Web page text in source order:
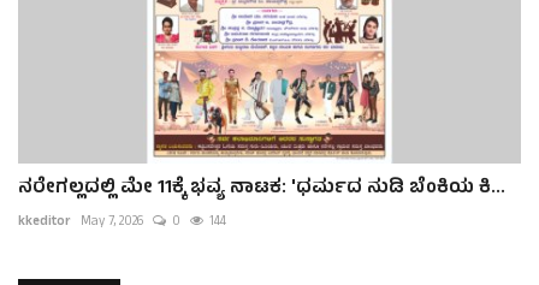
ನರೇಗಲ್ಲದಲ್ಲಿ ಮೇ 11ಕ್ಕೆ ಭವ್ಯ ನಾಟಕ: 'ಧರ್ಮದ ನುಡಿ ಬೆಂಕಿಯ ಕಿ...
kkeditor May 7, 2026 0 144